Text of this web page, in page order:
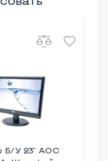
Б/У 23" AOC